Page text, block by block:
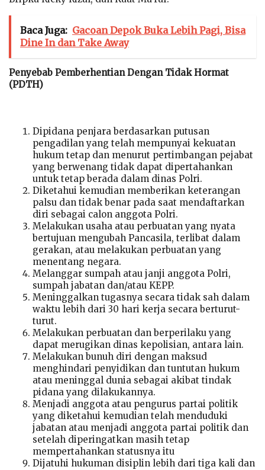
Baca Juga: Gacoan Depok Buka Lebih Pagi, Bisa
Dine In dan Take Away
Penyebab Pemberhentian Dengan Tidak Hormat
(PDTH)
Dipidana penjara berdasarkan putusan
pengadilan yang telah mempunyai kekuatan
hukum tetap dan menurut pertimbangan pejabat
yang berwenang tidak dapat dipertahankan
untuk tetap berada dalam dinas Polri.
Diketahui kemudian memberikan keterangan
palsu dan tidak benar pada saat mendaftarkan
diri sebagai calon anggota Polri.
Melakukan usaha atau perbuatan yang nyata
bertujuan mengubah Pancasila, terlibat dalam
gerakan, atau melakukan perbuatan yang
menentang negara.
Melanggar sumpah atau janji anggota Polri,
sumpah jabatan dan/atau KEPP.
Meninggalkan tugasnya secara tidak sah dalam
waktu lebih dari 30 hari kerja secara berturut-
turut.
Melakukan perbuatan dan berperilaku yang
dapat merugikan dinas kepolisian, antara lain.
Melakukan bunuh diri dengan maksud
menghindari penyidikan dan tuntutan hukum
atau meninggal dunia sebagai akibat tindak
pidana yang dilakukannya.
Menjadi anggota atau pengurus partai politik
yang diketahui kemudian telah menduduki
jabatan atau menjadi anggota partai politik dan
setelah diperingatkan masih tetap
mempertahankan statusnya itu
Dijatuhi hukuman disiplin lebih dari tiga kali dan